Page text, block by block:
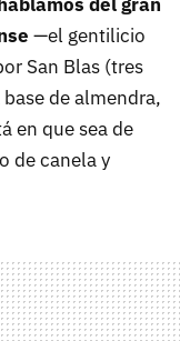
—el gentilicio
San Blas (tres
de almendra,
en que sea de
de canela y